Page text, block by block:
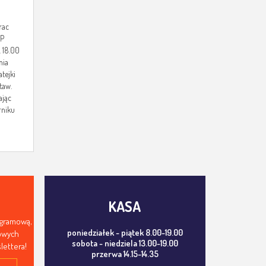
18.00
KASA
poniedziałek - piątek 8.00-19.00
sobota - niedziela 13.00-19.00
przerwa 14.15-14.35